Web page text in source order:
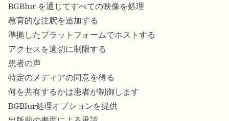
BGBlur を通じてすべての映像を処理
教育的な注釈を追加する
準拠したプラットフォームでホストする
アクセスを適切に制限する
患者の声
特定のメディアの同意を得る
何を共有するかは患者が制御します
BGBlur処理オプションを提供